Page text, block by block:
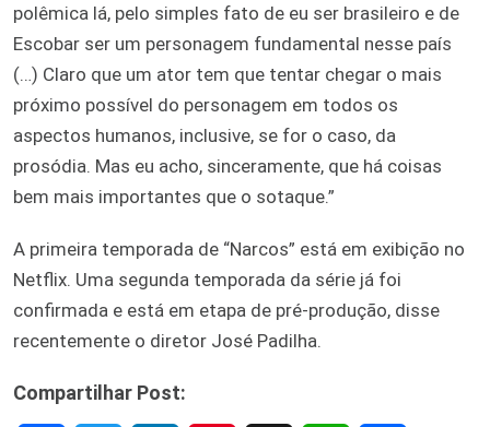
polêmica lá, pelo simples fato de eu ser brasileiro e de
Escobar ser um personagem fundamental nesse país
(…) Claro que um ator tem que tentar chegar o mais
próximo possível do personagem em todos os
aspectos humanos, inclusive, se for o caso, da
prosódia. Mas eu acho, sinceramente, que há coisas
bem mais importantes que o sotaque.”
A primeira temporada de “Narcos” está em exibição no
Netflix. Uma segunda temporada da série já foi
confirmada e está em etapa de pré-produção, disse
recentemente o diretor José Padilha.
Compartilhar Post: